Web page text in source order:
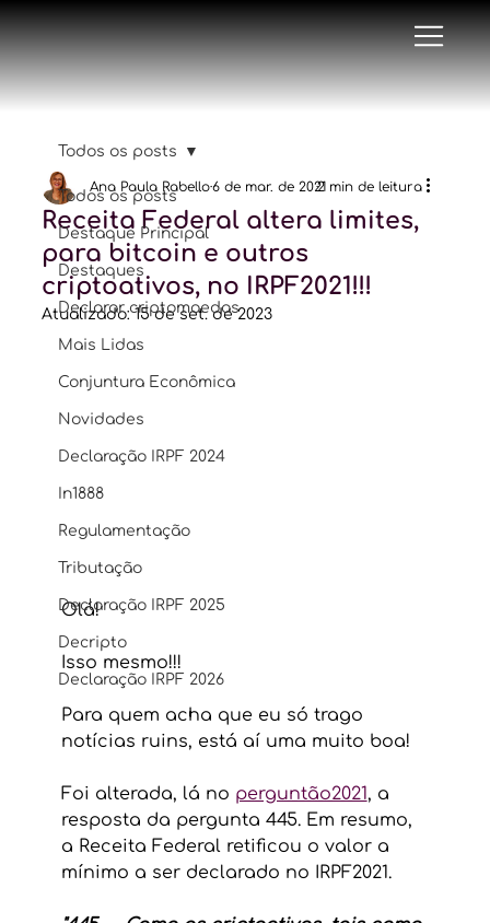
Todos os posts
Destaque Principal
Destaques
Declarar criptomoedas
Mais Lidas
Conjuntura Econômica
Novidades
Declaração IRPF 2024
In1888
Regulamentação
Tributação
Declaração IRPF 2025
Decripto
Declaração IRPF 2026
Todos os posts
Receita Federal altera limites,
para bitcoin e outros
criptoativos, no IRPF2021!!!
Ana Paula Rabello6 de mar. de 20212 min de leitura
Atualizado:15 de set. de 2023
Olá!
Isso mesmo!!!
Para quem acha que eu só trago
notícias ruins, está aí uma muito boa!
Foi alterada, lá no perguntão2021, a
resposta da pergunta 445. Em resumo,
a Receita Federal retificou o valor a
mínimo a ser declarado no IRPF2021.